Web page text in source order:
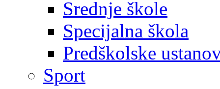
Srednje škole
Specijalna škola
Predškolske
Sport